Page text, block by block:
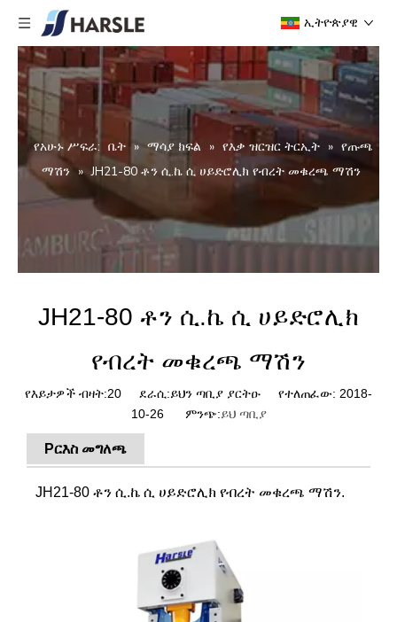
ኢትዮጵያዊ
የአሁኑ ሥፍራ: ቤት » ማሳያ ክፍል » የእቃ ዝርዝር ትርኢት » የጡጫ
ማሽን » JH21-80 ቶን ሲ.ኬ ሲ ሀይድሮሊክ የብረት መቁረጫ ማሽን
JH21-80 ቶን ሲ.ኬ ሲ ሀይድሮሊክ
የብረት መቁረጫ ማሽን
የእይታዎች ብዛት:20 ደራሲ:ይህን ጣቢያ ያርትዑ የተለጠፈው: 2018-
10-26 ምንጭ:ይህ ጣቢያ
Pርእስ መግለጫ
JH21-80 ቶን ሲ.ኬ ሲ ሀይድሮሊክ የብረት መቁረጫ ማሽን.